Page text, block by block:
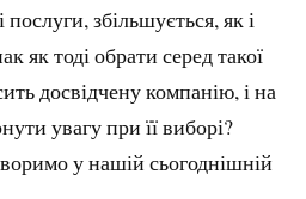
послуги, збільшується, як і
як тоді обрати серед такої
досвідчену компанію, і на
увагу при її виборі?
у нашій сьогоднішній